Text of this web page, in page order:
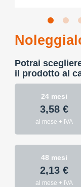
Potrai
il prodotto al
24 mesi
3,58 €
al mese + IVA
48 mesi
2,13 €
al mese + IVA